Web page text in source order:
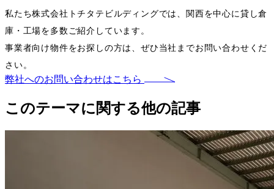
私たち株式会社トチタテビルディングでは、関西を中心に貸し倉
庫・工場を多数ご紹介しています。
事業者向け物件をお探しの方は、ぜひ当社までお問い合わせくだ
さい。
弊社へのお問い合わせはこちら
このテーマに関する他の記事